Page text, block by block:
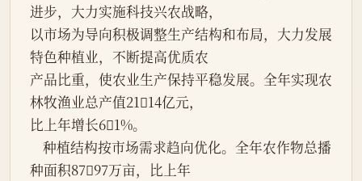
进步，大力实施科技兴农战略，
以市场为导向积极调整生产结构和布局，大力发展
特色种植业，不断提高优质农
产品比重，使农业生产保持平稳发展。全年实现农
林牧渔业总产值2114亿元，
比上年增长61%。
种面积8797万亩，比上年